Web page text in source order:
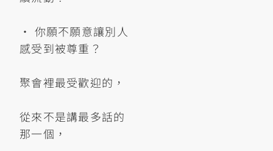
• 你願不願意讓別人
感受到被尊重？
聚會裡最受歡迎的，
從來不是講最多話的
那一個，